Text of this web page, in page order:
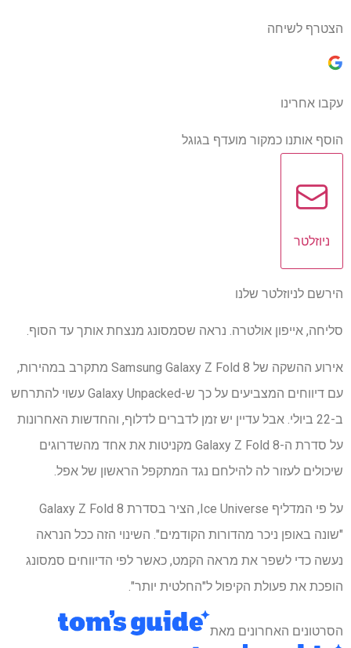
הצטרף לשיחה
עקבו אחרינו
הוסף אותנו כמקור מועדף בגוגל
ניוזלטר
הירשם לניוזלטר שלנו
סליחה, אייפון אולטרה. נראה שסמסונג מנצחת אותך עד הסוף.
אירוע ההשקה של Samsung Galaxy Z Fold 8 מתקרב במהירות,
עם דיווחים המצביעים על כך ש-Galaxy Unpacked עשוי להתרחש
ב-22 ביולי. אבל עדיין יש זמן לדברים לדלוף, והחדשות האחרונות
על סדרת ה-Galaxy Z Fold 8 מקניטות את אחד מהשדרוגים
שיכולים לעזור לה להילחם נגד המתקפל הראשון של אפל.
על פי המדליף Ice Universe, הציר בסדרת Galaxy Z Fold 8
"שונה באופן ניכר מהדורות הקודמים". השינוי הזה ככל הנראה
נעשה כדי לשפר את מראה הקמט, כאשר לפי הדיווחים סמסונג
הופכת את פעולת הקיפול ל"החלטית יותר".
הסרטונים האחרונים מאת